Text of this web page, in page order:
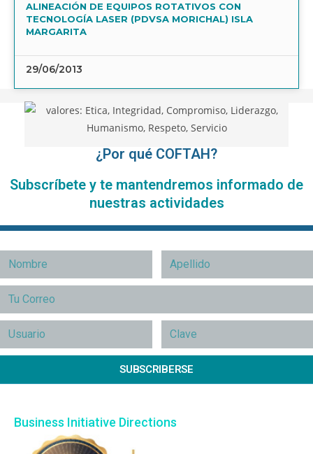
ALINEACIÓN DE EQUIPOS ROTATIVOS CON
TECNOLOGÍA LASER (PDVSA MORICHAL) ISLA
MARGARITA
29/06/2013
¿Por qué COFTAH?
Subscríbete y te mantendremos informado de
nuestras actividades
SUBSCRIBERSE
Business Initiative Directions